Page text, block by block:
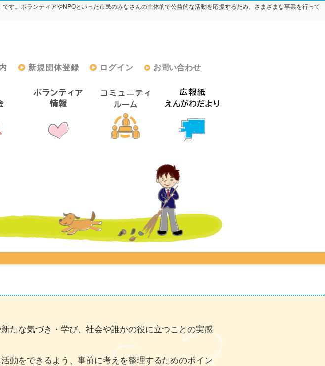
す。ボランティアやNPOといった市民のみなさんの主体的で公益的な活動を応援するため、さまざまな事業を行って
新規団体登録 ログイン お問い合わせ
たな気づき・学び、社会や誰かの役に立つことの実感
動をできるよう、事前に考えを整理するためのポイン